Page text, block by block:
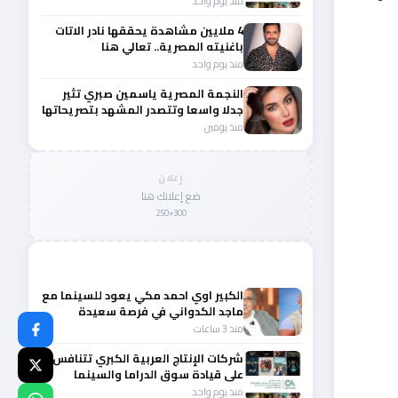
4 ملايين مشاهدة يحققها نادر الاتات
باغنيته المصرية.. تعالي هنا
منذ يوم واحد
النجمة المصرية ياسمين صبري تثير
جدلا واسعا وتتصدر المشهد بتصريحاتها
الأخيرة
منذ يومين
إعلان
ضع إعلانك هنا
300×250
الكبير اوي احمد مكي يعود للسينما مع
ماجد الكدواني في فرصة سعيدة
منذ 3 ساعات
شركات الإنتاج العربية الكبري تتنافس
على قيادة سوق الدراما والسينما
والصباح في مقدمة المشهد الإقليمي
منذ يوم واحد